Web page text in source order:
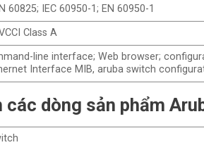
60825; IEC 60950-1; EN 60950-1
Class A
line interface; Web browser;
Interface MIB, aruba switch
dòng sản phẩm